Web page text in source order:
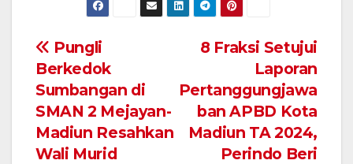
Navigasi
pos
8 Fraksi Setujui
Laporan
Pertanggungjawa
ban APBD Kota
Madiun TA 2024,
Perindo Beri
Pungli
Berkedok
Sumbangan di
SMAN 2 Mejayan-
Madiun Resahkan
Wali Murid